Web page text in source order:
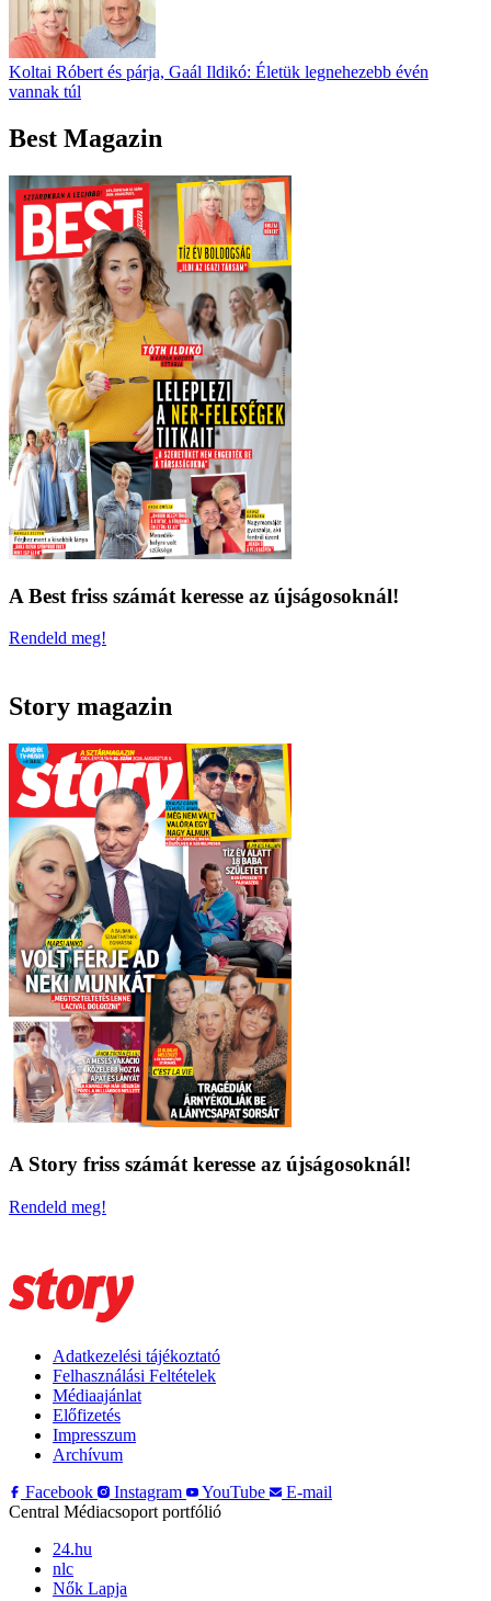
Koltai Róbert és párja, Gaál Ildikó: Életük legnehezebb évén
vannak túl
Best Magazin
A Best friss számát keresse az újságosoknál!
Rendeld meg!
Story magazin
A Story friss számát keresse az újságosoknál!
Rendeld meg!
Adatkezelési tájékoztató
Felhasználási Feltételek
Médiaajánlat
Előfizetés
Impresszum
Archívum
Facebook
Instagram YouTube
E-mail
Central Médiacsoport portfólió
24.hu
nlc
Nők Lapja